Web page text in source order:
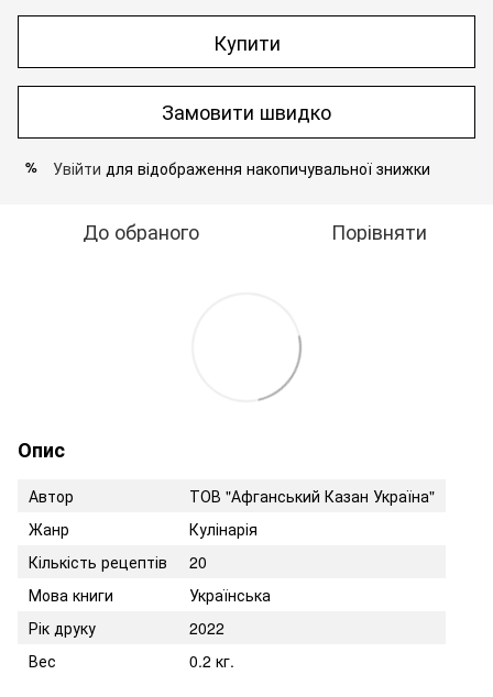
Купити
Замовити швидко
% Увійти для відображення накопичувальної знижки
До обраного Порівняти
Опис
Автор
ТОВ "Афганський Казан Україна"
Жанр
Кулінарія
Кількість рецептів
20
Мова книги
Українська
Рік друку
2022
Вес
0.2 кг.